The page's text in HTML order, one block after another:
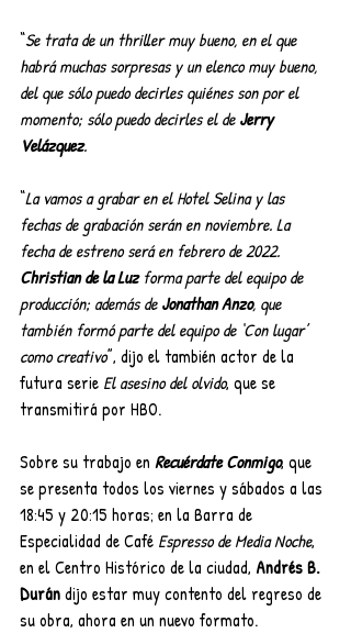
“Se trata de un thriller muy bueno, en el que
habrá muchas sorpresas y un elenco muy bueno,
del que sólo puedo decirles quiénes son por el
momento; sólo puedo decirles el de Jerry
Velázquez.
“La vamos a grabar en el Hotel Selina y las
fechas de grabación serán en noviembre. La
fecha de estreno será en febrero de 2022.
Christian de la Luz forma parte del equipo de
producción; además de Jonathan Anzo, que
también formó parte del equipo de ‘Con lugar’
como creativo”, dijo el también actor de la
futura serie El asesino del olvido, que se
transmitirá por HBO.
Sobre su trabajo en Recuérdate Conmigo, que
se presenta todos los viernes y sábados a las
18:45 y 20:15 horas; en la Barra de
Especialidad de Café Espresso de Media Noche,
en el Centro Histórico de la ciudad, Andrés B.
Durán dijo estar muy contento del regreso de
su obra, ahora en un nuevo formato.